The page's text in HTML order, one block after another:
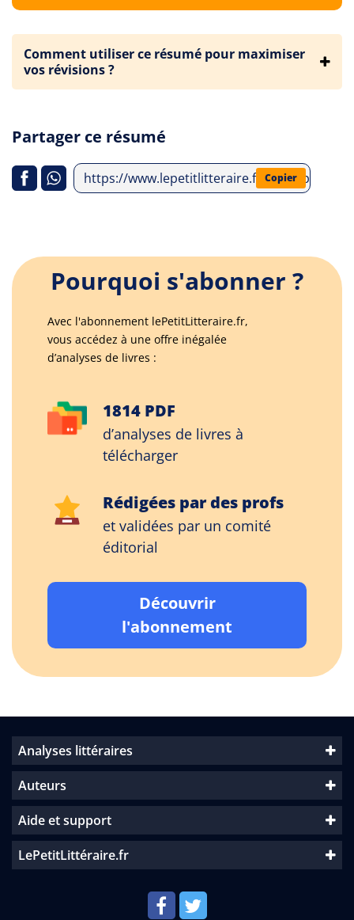
Comment utiliser ce résumé pour maximiser
vos révisions ?
Partager ce résumé
https://www.lepetitlitteraire.fr/index.php/
Copier
Pourquoi s'abonner ?
Avec l'abonnement lePetitLitteraire.fr,
vous accédez à une offre inégalée
d’analyses de livres :
1814 PDF
d’analyses de livres à
télécharger
Rédigées par des profs
et validées par un comité
éditorial
Découvrir
l'abonnement
Analyses littéraires
Auteurs
Aide et support
LePetitLittéraire.fr